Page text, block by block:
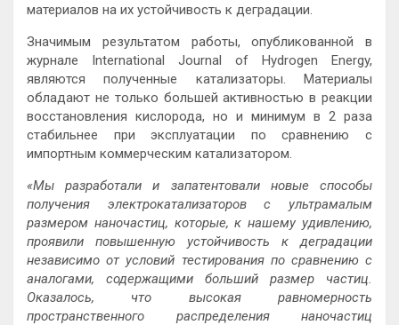
материалов на их устойчивость к деградации.
Значимым результатом работы, опубликованной в
журнале International Journal of Hydrogen Energy,
являются полученные катализаторы. Материалы
обладают не только большей активностью в реакции
восстановления кислорода, но и минимум в 2 раза
стабильнее при эксплуатации по сравнению с
импортным коммерческим катализатором.
«Мы разработали и запатентовали новые способы
получения электрокатализаторов с ультрамалым
размером наночастиц, которые, к нашему удивлению,
проявили повышенную устойчивость к деградации
независимо от условий тестирования по сравнению с
аналогами, содержащими больший размер частиц.
Оказалось, что высокая равномерность
пространственного распределения наночастиц